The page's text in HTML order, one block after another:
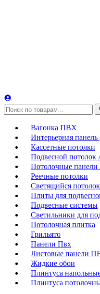
Вагонка ПВХ
Интерьерная
Кассетные потолки
Подвесной потолок
Потолочные
Реечные потолки
Светящийся потолок
Плиты для
Подвесные системы
Светильники для
Потолочная плитка
Грильято
Панели Пвх
Листовые панели
Жидкие обои
Плинтуса
Плинтуса